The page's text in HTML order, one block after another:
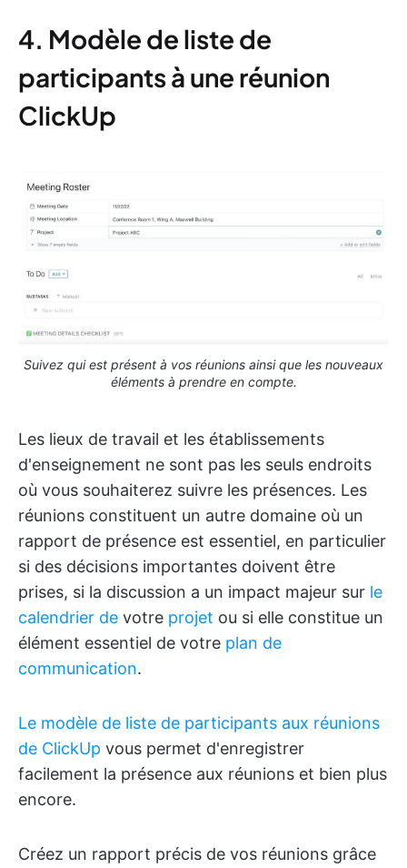
4. Modèle de liste de
participants à une réunion
ClickUp
Suivez qui est présent à vos réunions ainsi que les nouveaux
éléments à prendre en compte.
Les lieux de travail et les établissements
d'enseignement ne sont pas les seuls endroits
où vous souhaiterez suivre les présences. Les
réunions constituent un autre domaine où un
rapport de présence est essentiel, en particulier
si des décisions importantes doivent être
prises, si la discussion a un impact majeur sur le
calendrier de votre projet ou si elle constitue un
élément essentiel de votre plan de
communication.
Le modèle de liste de participants aux réunions
de ClickUp vous permet d'enregistrer
facilement la présence aux réunions et bien plus
encore.
Créez un rapport précis de vos réunions grâce